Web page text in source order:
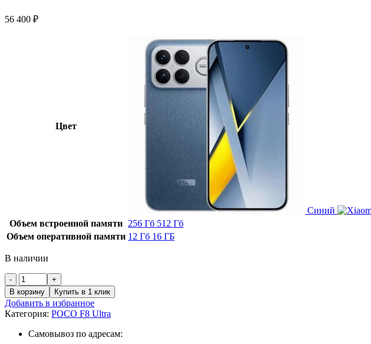
56 400 ₽
Цвет
Синий
Объем встроенной памяти 256 Гб 512 Гб
Объем оперативной памяти 12 Гб 16 ГБ
В наличии
Количество
товара
Xiaomi
POCO
F8
Ultra
В корзину Купить в 1 клик
Добавить в избранное
Категория: POCO F8 Ultra
Самовывоз по адресам: